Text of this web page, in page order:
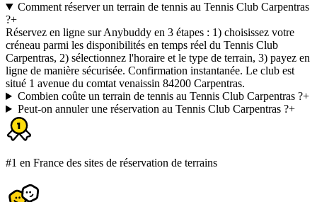
Comment réserver un terrain de tennis au Tennis Club Carpentras
?+
Réservez en ligne sur Anybuddy en 3 étapes : 1) choisissez votre
créneau parmi les disponibilités en temps réel du Tennis Club
Carpentras, 2) sélectionnez l'horaire et le type de terrain, 3) payez en
ligne de manière sécurisée. Confirmation instantanée. Le club est
situé 1 avenue du comtat venaissin 84200 Carpentras.
Combien coûte un terrain de tennis au Tennis Club Carpentras ?+
Peut-on annuler une réservation au Tennis Club Carpentras ?+
#1 en France des sites de réservation de terrains